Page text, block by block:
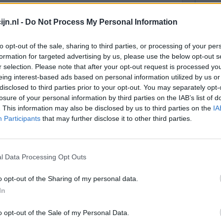
- Do Not Process My Personal Information
opt-out of the sale, sharing to third parties, or processing of your
for targeted advertising by us, please use the below opt-out
selection. Please note that after your opt-out request is processed
interest-based ads based on personal information utilized by us
to third parties prior to your opt-out. You may separately
of your personal information by third parties on the IAB’s list of
This information may also be disclosed by us to third parties on the
Participants that may further disclose it to other third parties.
Data Processing Opt Outs
opt-out of the Sharing of my personal data.
opt-out of the Sale of my Personal Data.
alle
na 2
erna
ik het onveilig doe.
0 reacties
Effectiviteit
echter
Nu
en de haaruitval wordt wat heviger.